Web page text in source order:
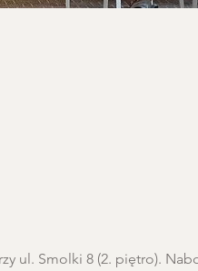
ul. Smolki 8 (2. piętro).